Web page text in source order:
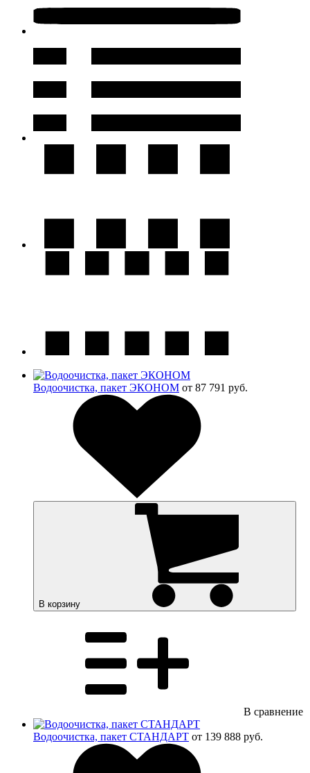
Водоочистка, пакет ЭКОНОМ от 87 791 руб.
В корзину
В сравнение
Водоочистка, пакет СТАНДАРТ от 139 888 руб.